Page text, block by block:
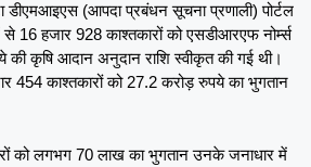
डीएमआइएस (आपदा प्रबंधन सूचना प्रणाली) पोर्टल
16 हजार 928 काश्तकारों को एसडीआरएफ नोर्म्स
कृषि आदान अनुदान राशि स्वीकृत की गई थी।
454 काश्तकारों को 27.2 करोड़ रुपये का भुगतान
को लगभग 70 लाख का भुगतान उनके जनाधार में